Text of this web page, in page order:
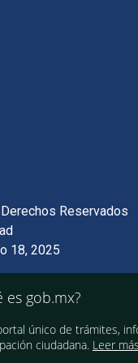
Reservados
18, 2025
es gob.mx?
único de trámites,
ciudadana. Leer más